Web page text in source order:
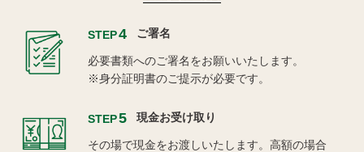
STEP4 ご署名
必要書類へのご署名をお願いいたします。
※身分証明書のご提示が必要です。
STEP5 現金お受け取り
その場で現金をお渡しいたします。高額の場合